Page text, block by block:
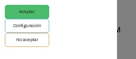
Aceptar
Configuración
No aceptar
LUBRICANTE AGUA CEREZA AM
12,73 €